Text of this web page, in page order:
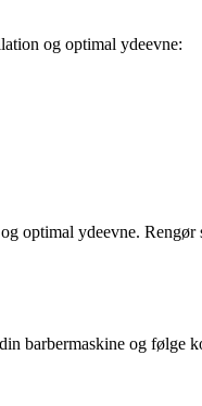
og optimal ydeevne:
optimal ydeevne.
barbermaskine og følge